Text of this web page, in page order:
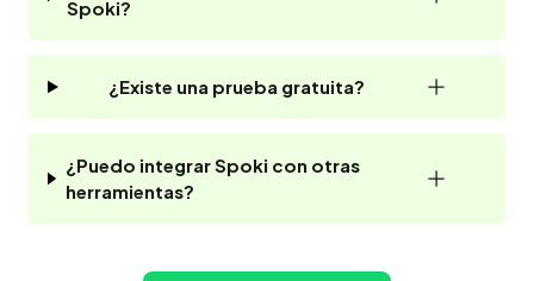
Spoki?
¿Existe una prueba gratuita?
¿Puedo integrar Spoki con otras
herramientas?